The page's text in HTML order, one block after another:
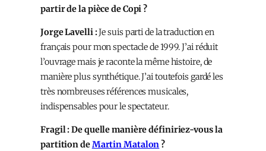
partir de la pièce de Copi ?
Jorge Lavelli :Je suis parti de la traduction en
français pour mon spectacle de 1999. J’ai réduit
l’ouvrage mais je raconte la même histoire, de
manière plus synthétique. J’ai toutefois gardé les
très nombreuses références musicales,
indispensables pour le spectateur.
Fragil : De quelle manière définiriez-vous la
partition deMartin Matalon?